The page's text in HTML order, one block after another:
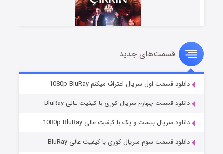
سریال زشت
قسمت۲ (زیرنویس) منتشر شد
قسمت‌های جدید
دانلود قسمت اول سریال اعتراف میکنم 1080p BluRay
دانلود قسمت چهارم سریال کوری با کیفیت عالی BluRay
دانلود سریال بیست و یک با کیفیت عالی 1080p BluRay
دانلود قسمت سوم سریال کوری با کیفیت عالی BluRay